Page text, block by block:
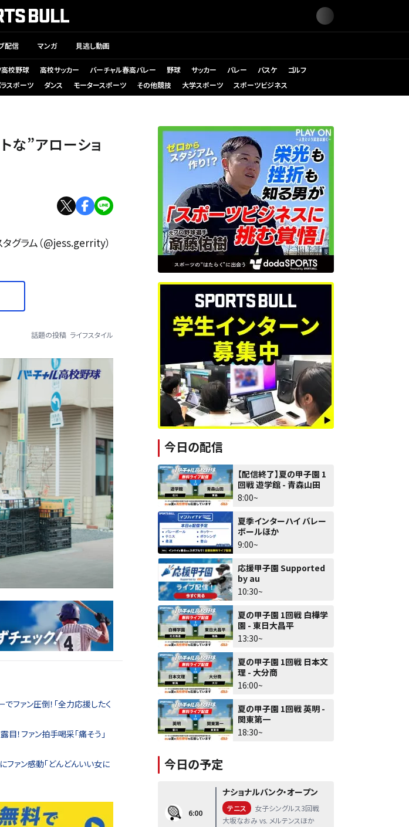
配信 マンガ 見逃し動画
高校野球 高校サッカー バーチャル春高バレー 野球 サッカー バレー バスケ
ゴルフ
スポーツ ダンス モータースポーツ その他競技 大学スポーツ スポーツビジネス
な”アローショ
グラム（@jess.gerrity）
話題の投稿 ライフスタイル
ファン圧倒！「全力応援したく
目！ファン拍手喝采「痛そう」
ファン感動「どんどんいい女に
今日の配信
【配信終了】夏の甲子園 1
回戦 遊学館 - 青森山田
8:00~
夏季インターハイ バレー
ボールほか
9:00~
応援甲子園 Supported
by au
10:30~
夏の甲子園 1回戦 白樺学
園 - 東日大昌平
13:30~
夏の甲子園 1回戦 日本文
理 - 大分商
16:00~
夏の甲子園 1回戦 英明 -
関東第一
18:30~
今日の予定
6:00
ナショナルバンク・オープン
テニス
女子シングルス3回戦
大坂なおみ vs. メルテンスほか